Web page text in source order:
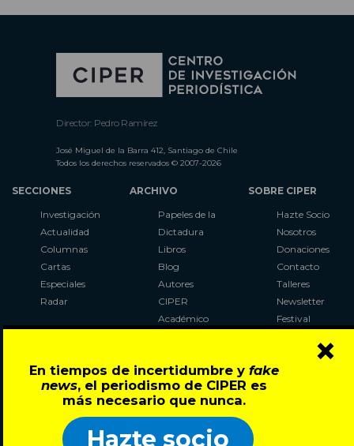
En tiempos de incertidumbre y fake
news, el periodismo de CIPER es
más necesario que nunca.
Hazte socio
×
Director: Pedro Ramírez
José Miguel de la Barra 412, Santiago de Chile
Todos los derechos reservados © 2007-2026
SECCIONES
Investigación
Actualidad
Columnas
Cartas
Especiales
Radar
ARCHIVO
Papeles de la
Dictadura
Libros
Blog
Autores
CIPER
Académico
Al Plebiscito
con CIPER
SOBRE CIPER
Hazte Socio
Nosotros
Donaciones
Contacto
Talleres
Newsletter
Festival